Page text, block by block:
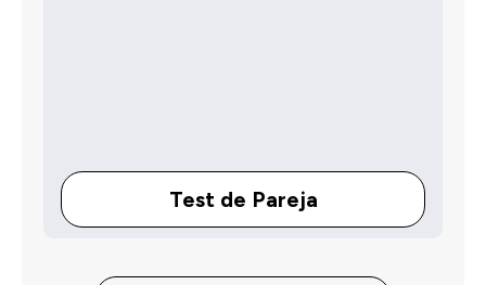
Test de Pareja